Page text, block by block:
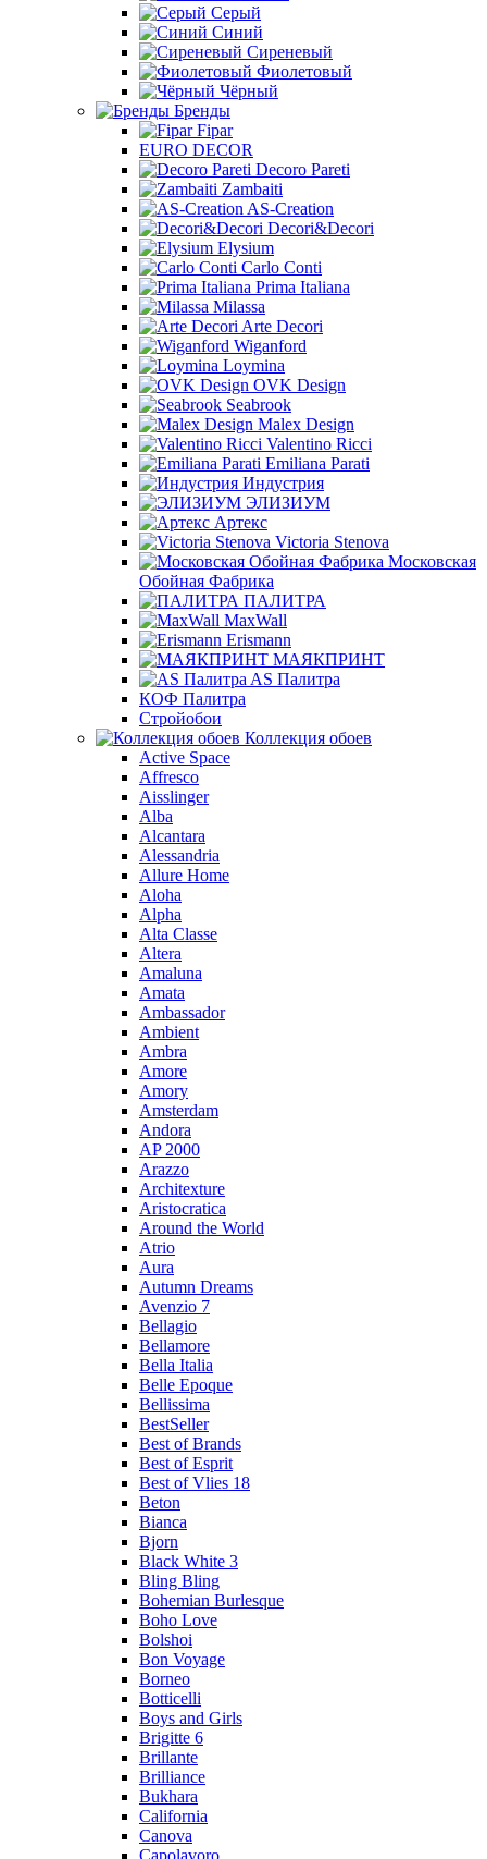
Серый
Синий
Сиреневый
Фиолетовый
Чёрный
Бренды
Fipar
EURO DECOR
Decoro Pareti
Zambaiti
AS-Creation
Decori&Decori
Elysium
Carlo Conti
Prima Italiana
Milassa
Arte Decori
Wiganford
Loymina
OVK Design
Seabrook
Malex Design
Valentino Ricci
Emiliana Parati
Индустрия
ЭЛИЗИУМ
Артекс
Victoria Stenova
Московская
Обойная Фабрика
ПАЛИТРА
MaxWall
Erismann
МАЯКПРИНТ
AS Палитра
КОФ Палитра
Стройобои
Коллекция обоев
Active Space
Affresco
Aisslinger
Alba
Alcantara
Alessandria
Allure Home
Aloha
Alpha
Alta Classe
Altera
Amaluna
Amata
Ambassador
Ambient
Ambra
Amore
Amory
Amsterdam
Andora
AP 2000
Arazzo
Architexture
Aristocratica
Around the World
Atrio
Aura
Autumn Dreams
Avenzio 7
Bellagio
Bellamore
Bella Italia
Belle Epoque
Bellissima
BestSeller
Best of Brands
Best of Esprit
Best of Vlies 18
Beton
Bianca
Bjorn
Black White 3
Bling Bling
Bohemian Burlesque
Boho Love
Bolshoi
Bon Voyage
Borneo
Botticelli
Boys and Girls
Brigitte 6
Brillante
Brilliance
Bukhara
California
Canova
Capolavoro